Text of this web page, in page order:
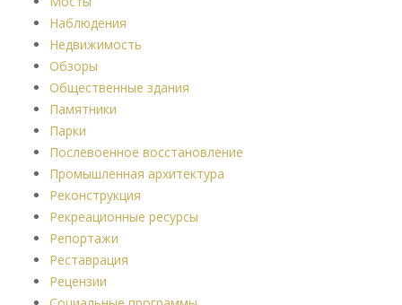
Наблюдения
Недвижимость
Обзоры
Общественные здания
Памятники
Парки
Послевоенное восстановление
Промышленная архитектура
Реконструкция
Рекреационные ресурсы
Репортажи
Реставрация
Рецензии